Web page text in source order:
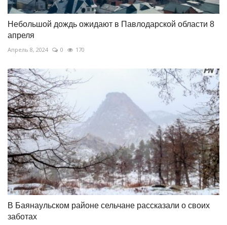
Небольшой дождь ожидают в Павлодарской области 8
апреля
Апрель 8, 2024 0 170
В Баянаульском районе сельчане рассказали о своих
заботах